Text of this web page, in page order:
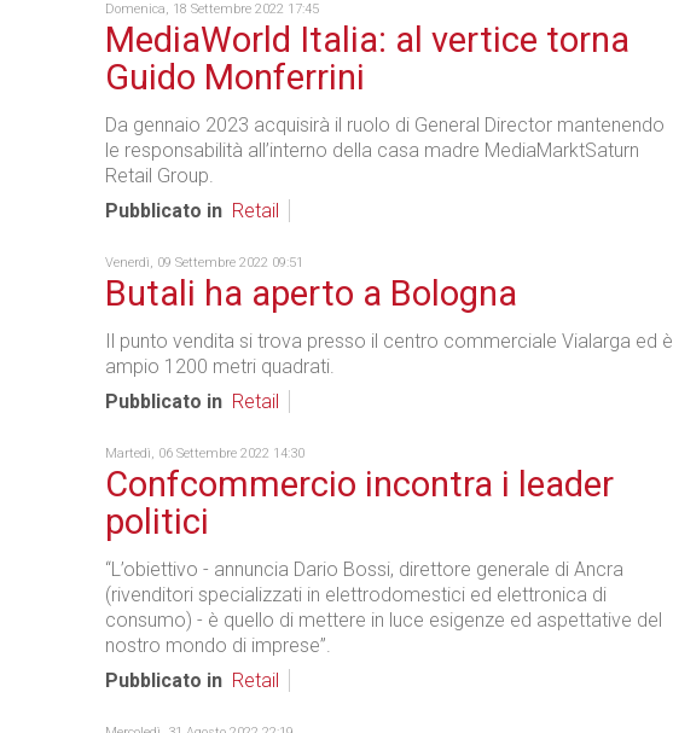
Domenica, 18 Settembre 2022 17:45
MediaWorld Italia: al vertice torna
Guido Monferrini
Da gennaio 2023 acquisirà il ruolo di General Director mantenendo
le responsabilità all’interno della casa madre MediaMarktSaturn
Retail Group.
Pubblicato in Retail
Venerdì, 09 Settembre 2022 09:51
Butali ha aperto a Bologna
Il punto vendita si trova presso il centro commerciale Vialarga ed è
ampio 1200 metri quadrati.
Pubblicato in Retail
Martedì, 06 Settembre 2022 14:30
Confcommercio incontra i leader
politici
“L’obiettivo - annuncia Dario Bossi, direttore generale di Ancra
(rivenditori specializzati in elettrodomestici ed elettronica di
consumo) - è quello di mettere in luce esigenze ed aspettative del
nostro mondo di imprese”.
Pubblicato in Retail